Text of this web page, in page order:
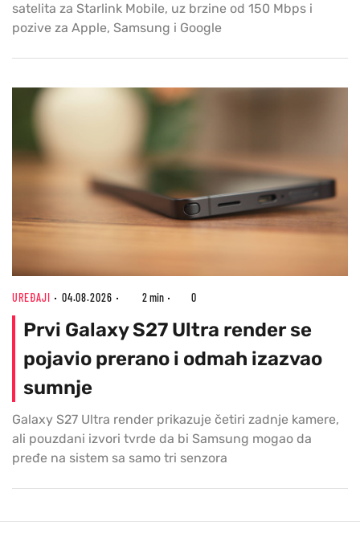
satelita za Starlink Mobile, uz brzine od 150 Mbps i
pozive za Apple, Samsung i Google
UREĐAJI 04.08.2026 2 min 0
Prvi Galaxy S27 Ultra render se
pojavio prerano i odmah izazvao
sumnje
Galaxy S27 Ultra render prikazuje četiri zadnje kamere,
ali pouzdani izvori tvrde da bi Samsung mogao da
pređe na sistem sa samo tri senzora